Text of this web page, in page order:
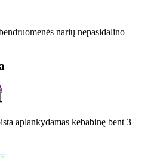
narių nepasidalino
aplankydamas kebabinę bent 3